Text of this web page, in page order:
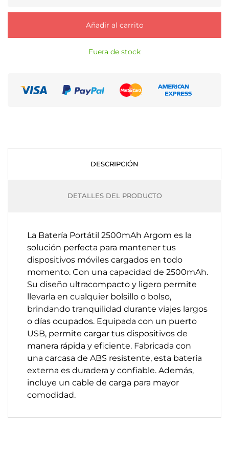
Añadir al carrito
Fuera de stock
DESCRIPCIÓN
DETALLES DEL PRODUCTO
La Batería Portátil 2500mAh Argom es la
solución perfecta para mantener tus
dispositivos móviles cargados en todo
momento. Con una capacidad de 2500mAh.
Su diseño ultracompacto y ligero permite
llevarla en cualquier bolsillo o bolso,
brindando tranquilidad durante viajes largos
o días ocupados. Equipada con un puerto
USB, permite cargar tus dispositivos de
manera rápida y eficiente. Fabricada con
una carcasa de ABS resistente, esta batería
externa es duradera y confiable. Además,
incluye un cable de carga para mayor
comodidad.